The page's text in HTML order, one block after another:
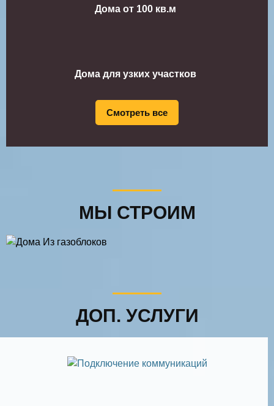
Дома от 100 кв.м
Дома для узких участков
Смотреть все
МЫ СТРОИМ
ДОМА ИЗ
ДОП. УСЛУГИ